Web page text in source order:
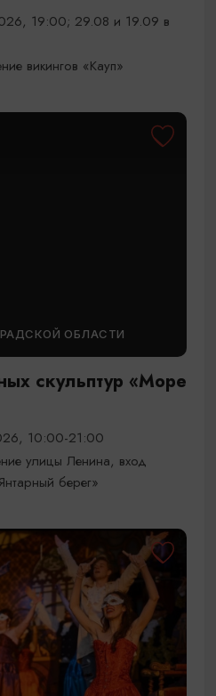
19:00; 29.08 и 19.09 в
викингов «Кауп»
ОБЛАСТИ
скульптур «Море
10:00-21:00
улицы Ленина, вход
берег»